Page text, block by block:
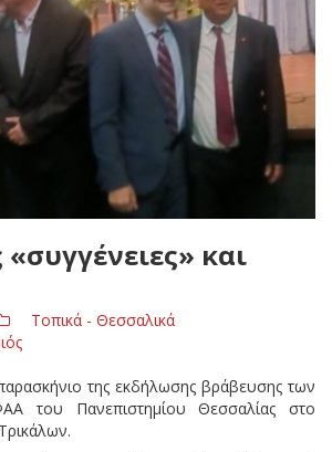
«συγγένειες» και
Τοπικά - Θεσσαλικά
της εκδήλωσης βράβευσης των
του Πανεπιστημίου Θεσσαλίας στο